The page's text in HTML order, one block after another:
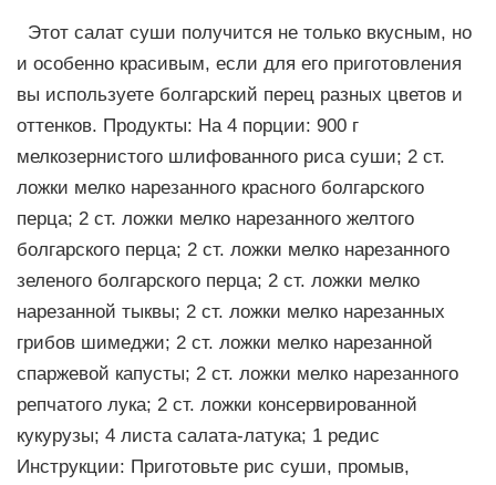
Этот салат суши получится не только вкусным, но
и особенно красивым, если для его приготовления
вы используете болгарский перец разных цветов и
оттенков. Продукты: На 4 порции: 900 г
мелкозернистого шлифованного риса суши; 2 ст.
ложки мелко нарезанного красного болгарского
перца; 2 ст. ложки мелко нарезанного желтого
болгарского перца; 2 ст. ложки мелко нарезанного
зеленого болгарского перца; 2 ст. ложки мелко
нарезанной тыквы; 2 ст. ложки мелко нарезанных
грибов шимеджи; 2 ст. ложки мелко нарезанной
спаржевой капусты; 2 ст. ложки мелко нарезанного
репчатого лука; 2 ст. ложки консервированной
кукурузы; 4 листа салата-латука; 1 редис
Инструкции: Приготовьте рис суши, промыв,